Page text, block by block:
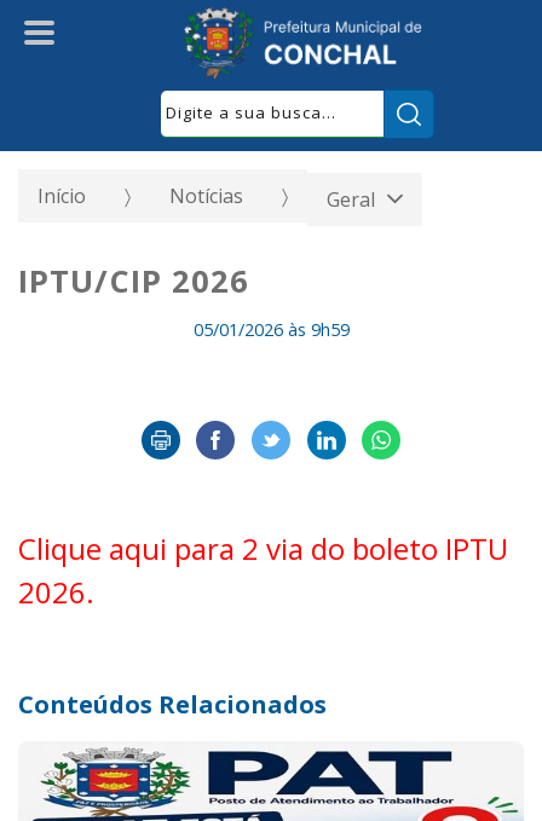
Início Notícias Geral
IPTU/CIP 2026
05/01/2026 às 9h59
Clique aqui para 2 via do boleto IPTU
2026.
Conteúdos Relacionados